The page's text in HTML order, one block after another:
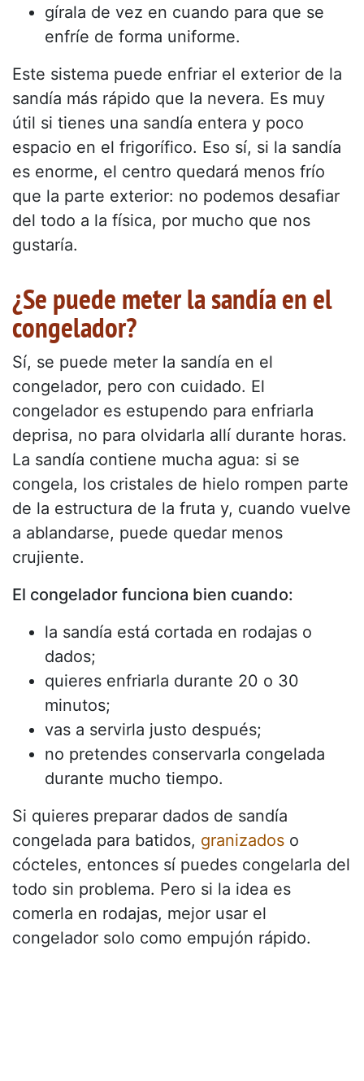
gírala de vez en cuando para que se
enfríe de forma uniforme.
Este sistema puede enfriar el exterior de la
sandía más rápido que la nevera. Es muy
útil si tienes una sandía entera y poco
espacio en el frigorífico. Eso sí, si la sandía
es enorme, el centro quedará menos frío
que la parte exterior: no podemos desafiar
del todo a la física, por mucho que nos
gustaría.
¿Se puede meter la sandía en el
congelador?
Sí, se puede meter la sandía en el
congelador, pero con cuidado. El
congelador es estupendo para enfriarla
deprisa, no para olvidarla allí durante horas.
La sandía contiene mucha agua: si se
congela, los cristales de hielo rompen parte
de la estructura de la fruta y, cuando vuelve
a ablandarse, puede quedar menos
crujiente.
El congelador funciona bien cuando:
la sandía está cortada en rodajas o
dados;
quieres enfriarla durante 20 o 30
minutos;
vas a servirla justo después;
no pretendes conservarla congelada
durante mucho tiempo.
Si quieres preparar dados de sandía
congelada para batidos, granizados o
cócteles, entonces sí puedes congelarla del
todo sin problema. Pero si la idea es
comerla en rodajas, mejor usar el
congelador solo como empujón rápido.